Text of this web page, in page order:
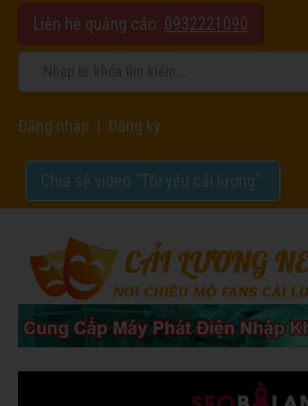
Liên hệ quảng cáo: 0932221090
Đăng nhập Đăng ký
Chia sẻ video "Tôi yêu cải lương".